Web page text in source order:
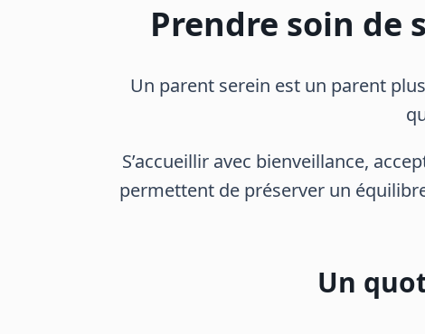
Prendre soin de
Un parent serein est un parent
S’accueillir avec bienveillance,
permettent de préserver un
Un